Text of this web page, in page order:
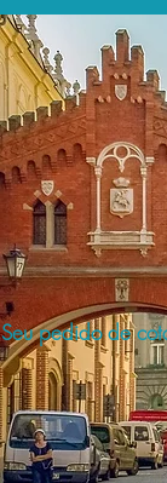
Seu pedido de